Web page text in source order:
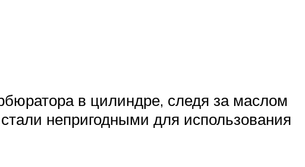
в цилиндре, следя за маслом
непригодными для использования